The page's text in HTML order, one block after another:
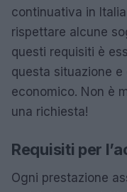
continuativa in
rispettare alcune
questi requisiti è
questa situazione
economico. Non è
una richiesta!
Requisiti per
Ogni prestazione